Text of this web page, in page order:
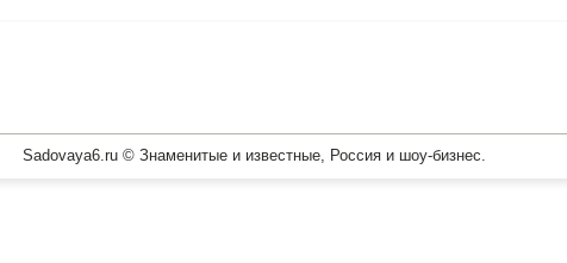
Sadovaya6.ru © Знаменитые и известные, Россия и шоу-бизнес.